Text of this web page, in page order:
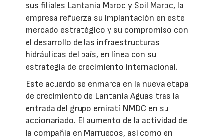
sus filiales Lantania Maroc y Soil Maroc, la
empresa refuerza su implantación en este
mercado estratégico y su compromiso con
el desarrollo de las infraestructuras
hidráulicas del país, en línea con su
estrategia de crecimiento internacional.
Este acuerdo se enmarca en la nueva etapa
de crecimiento de Lantania Aguas tras la
entrada del grupo emiratí NMDC en su
accionariado. El aumento de la actividad de
la compañía en Marruecos, así como en